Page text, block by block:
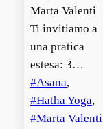
Marta Valenti
Ti invitiamo a
una pratica
estesa: 3…
Asana ,
Hatha Yoga ,
Marta Valenti